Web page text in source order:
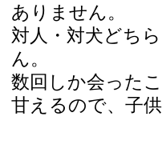
ありません。
対人・対犬どち
ん。
数回しか会った
甘えるので、子